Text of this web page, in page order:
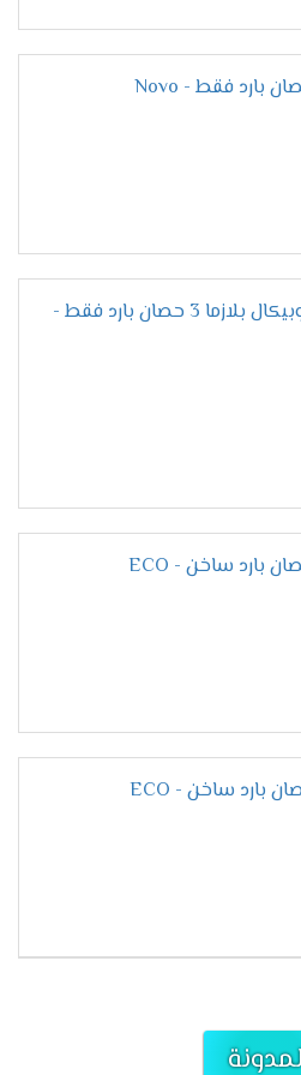
4 اتجاهات
فى الغرفة يكون رغبة كل فرد
من الضرورى ان نوفر لهم
ويسار الغرفه ليكون
وعالى التميز .
R22
جدا حتى يكون مناسب للجهاز
ولا ملوثات للبيئة .
جرى بيونير
2024
الخواص الجديدة منها
على تقليل استهلاك الكهرباء
تسبب ازعاج للعميل ويستطيع
وبالطريقة المناسبة له دون
اثناء النوم
جرى بيونير هتستمتع بفترة
مزود بخاصية التشغيل
اوتوماتيكيا .
سعر تكييف جرى جلورى تروبيكال بلازما 3 حصان بارد فقط -